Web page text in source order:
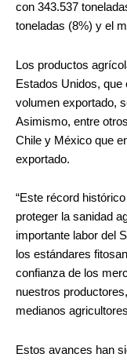
con 343.537
toneladas (8%) y el
Los productos
Estados Unidos, que
volumen exportado,
Asimismo, entre
Chile y México que
exportado.
“Este récord
proteger la sanidad
importante labor del
los estándares
confianza de los
nuestros
medianos
Estos avances han